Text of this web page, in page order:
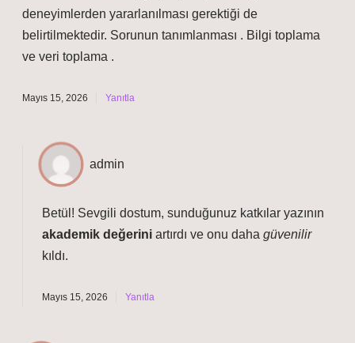
deneyimlerden yararlanılması gerektiği de
belirtilmektedir. Sorunun tanımlanması . Bilgi toplama
ve veri toplama .
Mayıs 15, 2026 Yanıtla
admin
Betül! Sevgili dostum, sunduğunuz katkılar yazının
akademik değerini artırdı ve onu daha güvenilir
kıldı.
Mayıs 15, 2026 Yanıtla